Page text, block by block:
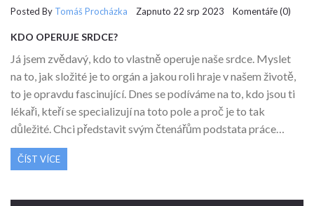
Posted By Tomáš Procházka Zapnuto 22 srp 2023 Komentáře (0)
KDO OPERUJE SRDCE?
Já jsem zvědavý, kdo to vlastně operuje naše srdce. Myslet
na to, jak složité je to orgán a jakou roli hraje v našem životě,
to je opravdu fascinující. Dnes se podíváme na to, kdo jsou ti
lékaři, kteří se specializují na toto pole a proč je to tak
důležité. Chci představit svým čtenářům podstata práce
kardiologických chirurgů a ujasnit, jakou roli hrají v našem
zdravotním systému. Určitě zjistíme něco zajímavého.
ČÍST VÍCE